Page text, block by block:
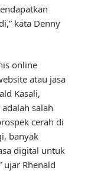
kata Denny
online
atau jasa
Kasali,
salah
cerah di
banyak
digital untuk
ujar Rhenald